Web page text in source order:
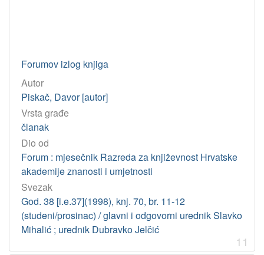
Forumov izlog knjiga
Autor
Piskač, Davor [autor]
Vrsta građe
članak
Dio od
Forum : mjesečnik Razreda za književnost Hrvatske
akademije znanosti i umjetnosti
Svezak
God. 38 [i.e.37](1998), knj. 70, br. 11-12
(studeni/prosinac) / glavni i odgovorni urednik Slavko
Mihalić ; urednik Dubravko Jelčić
11